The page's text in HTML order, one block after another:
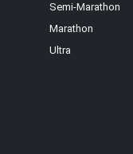
Semi-Marathon
Marathon
Ultra